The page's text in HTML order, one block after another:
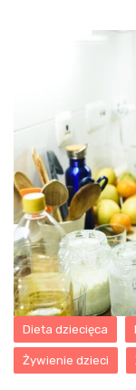
Dieta dziecięca
Żywienie dzieci